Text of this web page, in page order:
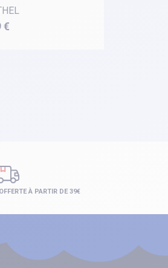
€
À PARTIR DE 39€